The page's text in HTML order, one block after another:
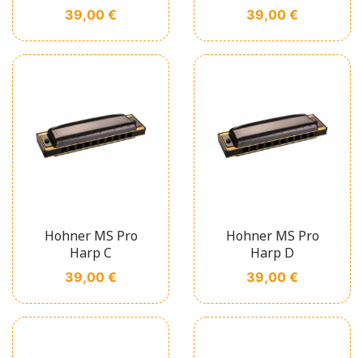
Prix
39,00 € Prix
39,00 €
Hohner MS Pro
Harp C
Prix
39,00 €
Hohner MS Pro
Harp D
Prix
39,00 €